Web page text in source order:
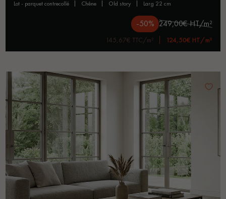
lot - parquet contrecollé chêne old story larg 22 cm
-50% 249,00€ HT/m²
145,67€ TTC/m² 124,50€ HT/m²